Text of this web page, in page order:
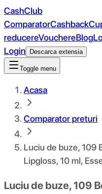
CashClub
ComparatorCashback
reducereVouchereBlog
Login
Descarca extensia
Toggle menu
Acasa
Comparator preturi
Luciu de buze, 109
Lipgloss, 10 ml,
Luciu de buze, 109